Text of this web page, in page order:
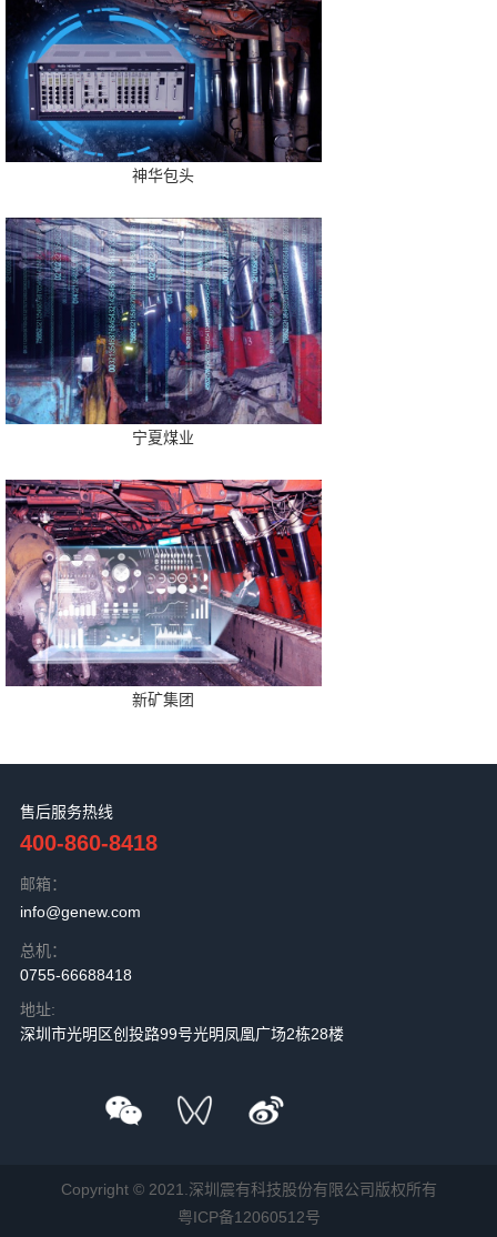
神华包头
宁夏煤业
新矿集团
售后服务热线
400-860-8418
邮箱：
info@genew.com
总机：
0755-66688418
地址:
深圳市光明区创投路99号光明凤凰广场2栋28楼
Copyright © 2021.深圳震有科技股份有限公司版权所有
粤ICP备12060512号